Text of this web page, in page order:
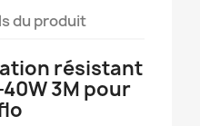
du produit
résistant
3M pour